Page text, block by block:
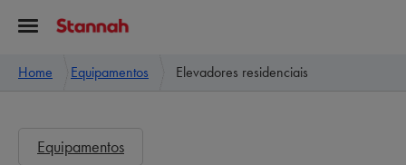
Home Equipamentos Elevadores residenciais
Equipamentos